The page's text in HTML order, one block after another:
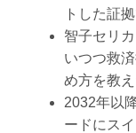
トした証
智子セリ
いつつ救
め方を教え
2032年以
ードにスイ